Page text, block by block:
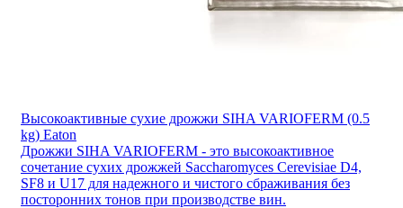
Высокоактивные сухие дрожжи SIHA VARIOFERM (0.5
kg) Eaton
Дрожжи SIHA VARIOFERM - это высокоактивное
сочетание сухих дрожжей Saccharomyces Cerevisiae D4,
SF8 и U17 для надежного и чистого сбраживания без
посторонних тонов при производстве вин.